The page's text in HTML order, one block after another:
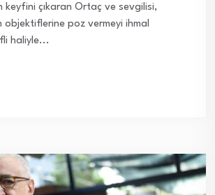
keyfini çıkaran Ortaç ve sevgilisi,
objektiflerine poz vermeyi ihmal
haliyle...